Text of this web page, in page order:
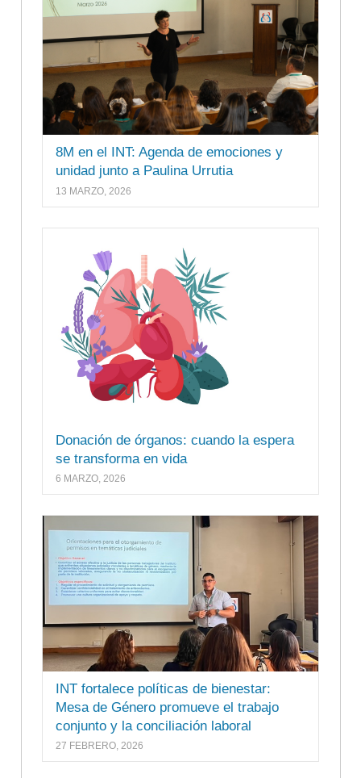
8M en el INT: Agenda de emociones y
unidad junto a Paulina Urrutia
13 MARZO, 2026
Donación de órganos: cuando la espera
se transforma en vida
6 MARZO, 2026
INT fortalece políticas de bienestar:
Mesa de Género promueve el trabajo
conjunto y la conciliación laboral
27 FEBRERO, 2026